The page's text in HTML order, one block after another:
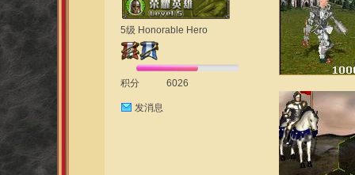
5级 Honorable Hero
积分 6026
发消息